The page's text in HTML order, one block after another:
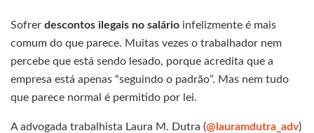
Sofrer descontos ilegais no salário infelizmente é mais
comum do que parece. Muitas vezes o trabalhador nem
percebe que está sendo lesado, porque acredita que a
empresa está apenas “seguindo o padrão”. Mas nem tudo
que parece normal é permitido por lei.
A advogada trabalhista Laura M. Dutra (@lauramdutra_adv)